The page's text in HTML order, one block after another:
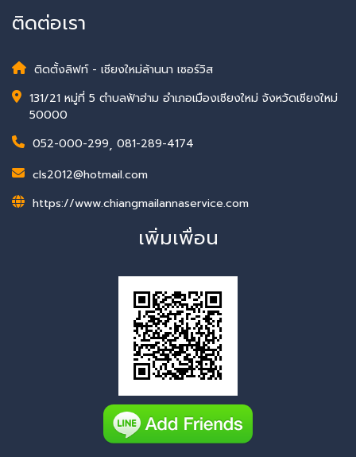
ติดต่อเรา
ติดตั้งลิฟท์ - เชียงใหม่ล้านนา เซอร์วิส
131/21 หมู่ที่ 5 ตำบลฟ้าฮ่าม อำเภอเมืองเชียงใหม่ จังหวัดเชียงใหม่
50000
052-000-299, 081-289-4174
cls2012@hotmail.com
https://www.chiangmailannaservice.com
เพิ่มเพื่อน